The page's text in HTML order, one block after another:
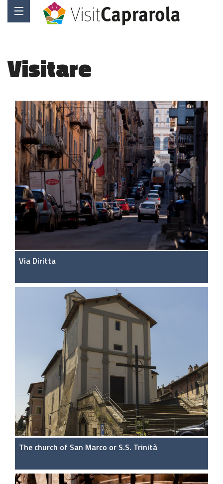
Visitare
Via Diritta
The church of San Marco or S.S. Trinità